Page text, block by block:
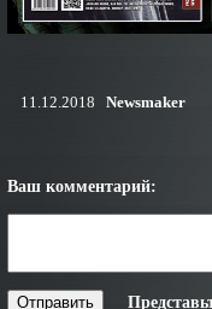
11.12.2018 Newsmaker
Ваш комментарий: